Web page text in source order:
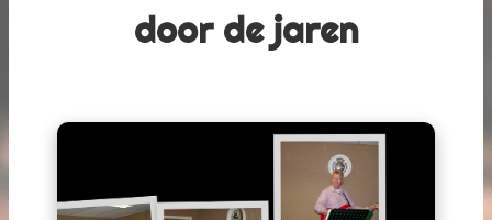
door de jaren